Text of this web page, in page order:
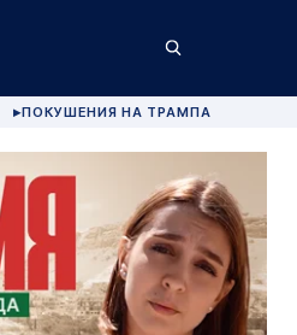
▶ПОКУШЕНИЯ НА ТРАМПА